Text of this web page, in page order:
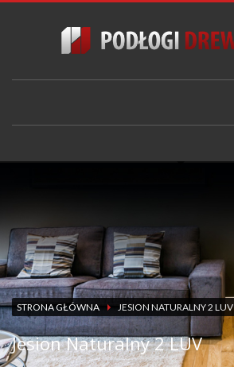
STRONA GŁÓWNA JESION NATURALNY 2 LUV
Jesion Naturalny 2 LUV